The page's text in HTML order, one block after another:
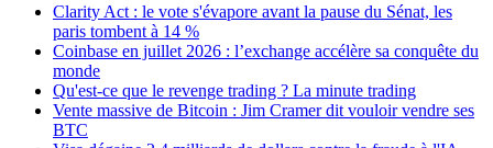
Clarity Act : le vote s'évapore avant la pause du Sénat, les
paris tombent à 14 %
Coinbase en juillet 2026 : l’exchange accélère sa conquête du
monde
Qu'est-ce que le revenge trading ? La minute trading
Vente massive de Bitcoin : Jim Cramer dit vouloir vendre ses
BTC